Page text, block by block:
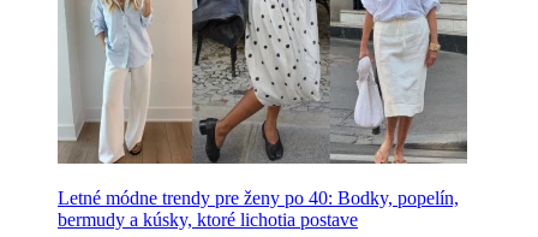
Letné módne trendy pre ženy po 40: Bodky, popelín,
bermudy a kúsky, ktoré lichotia postave